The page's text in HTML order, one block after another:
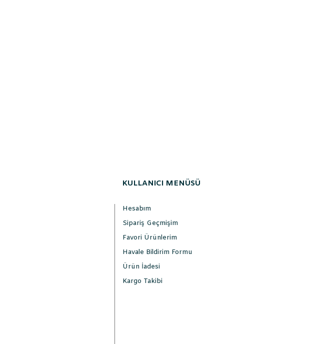
KULLANICI MENÜSÜ
Hesabım
Sipariş Geçmişim
Favori Ürünlerim
Havale Bildirim Formu
Ürün İadesi
Kargo Takibi